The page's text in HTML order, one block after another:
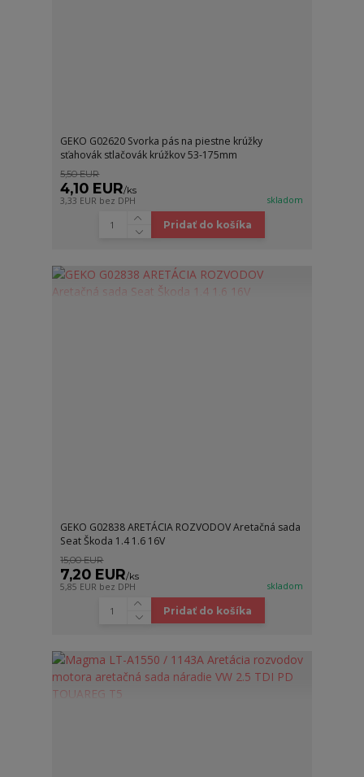
GEKO G02620 Svorka pás na piestne krúžky
sťahovák stlačovák krúžkov 53-175mm
5,50 EUR
4,10 EUR/ks
3,33 EUR bez DPH skladom
Pridať do košíka
GEKO G02838 ARETÁCIA ROZVODOV Aretačná sada
Seat Škoda 1.4 1.6 16V
15,00 EUR
7,20 EUR/ks
5,85 EUR bez DPH skladom
Pridať do košíka